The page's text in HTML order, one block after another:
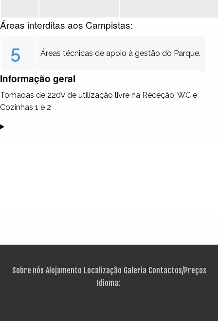
Áreas interditas aos Campistas:
5 Áreas técnicas de apoio à gestão do Parque.
Informação geral
Tomadas de 220V de utilização livre na Receção, WC e
Cozinhas 1 e 2
Sobre nós Alojamento Localização Galeria Contactos/Preços
Idioma: